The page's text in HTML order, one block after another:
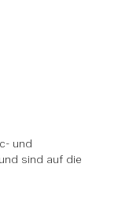
und
sind auf die